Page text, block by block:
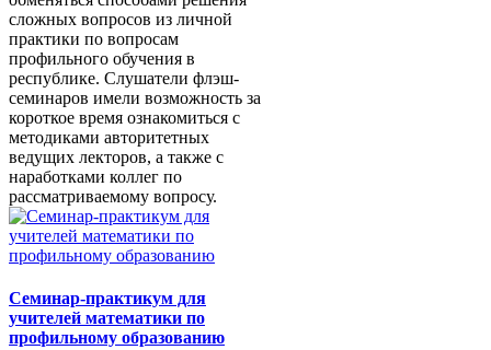
сложных вопросов из личной
практики по вопросам
профильного обучения в
республике. Слушатели флэш-
семинаров имели возможность за
короткое время ознакомиться с
методиками авторитетных
ведущих лекторов, а также с
наработками коллег по
рассматриваемому вопросу.
Семинар-практикум для
учителей математики по
профильному образованию